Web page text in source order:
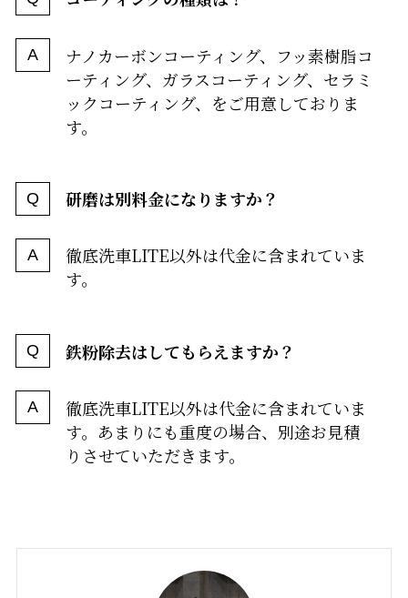
ナノカーボンコーティング、フッ素樹脂コ
ーティング、ガラスコーティング、セラミ
ックコーティング、をご用意しておりま
す。
研磨は別料金になりますか？
徹底洗車LITE以外は代金に含まれていま
す。
鉄粉除去はしてもらえますか？
徹底洗車LITE以外は代金に含まれていま
す。あまりにも重度の場合、別途お見積
りさせていただきます。